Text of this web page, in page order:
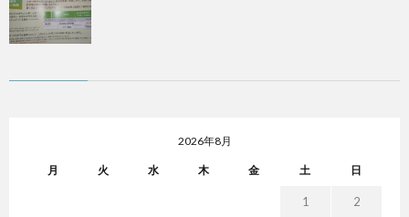
2026年8月
月 火 水 木 金 土 日
1 2